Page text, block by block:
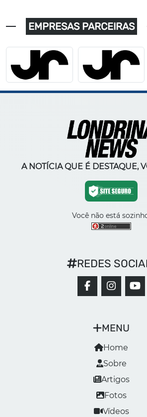
EMPRESAS PARCEIRAS
A NOTÍCIA QUE É DESTAQUE,
Você não está
MENU
Home
Sobre
Artigos
Fotos
Vídeos
REDES